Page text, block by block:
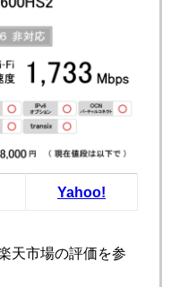
Yahoo!
天市場の評価を参